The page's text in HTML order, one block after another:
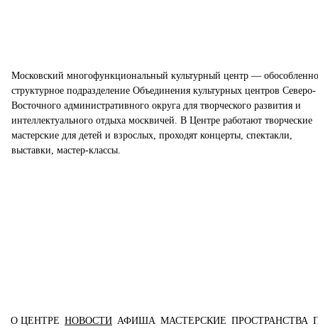
Московский многофункциональный культурный центр —
структурное подразделение Объединения культурных центров Северо-
Восточного административного округа для творческого развития и
интеллектуального отдыха москвичей. В Центре работают творческие
мастерские для детей и взрослых, проходят концерты, спектакли,
выставки, мастер-классы.
Главное меню
О ЦЕНТРЕ НОВОСТИ АФИША МАСТЕРСКИЕ ПРОСТРАНСТВА